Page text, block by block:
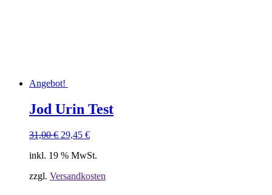
Angebot!
Jod Urin Test
31,00€ Ursprünglicher
war:
29,45 €Aktueller
ist:
inkl. 19 % MwSt.
zzgl. Versandkosten